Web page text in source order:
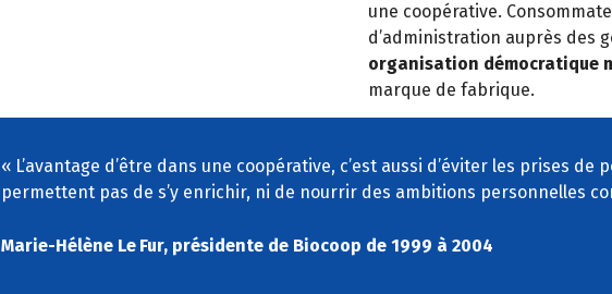
une coopérative.
d ’administration auprès des g
organisation démocratique
marque de fabrique.
« L’avantage d’être dans une coopérative, c’est aussi d’éviter les prises de
permettent pas de s’y enrichir, ni de nourrir des ambitions personnelles
Marie-Hélène Le Fur, présidente de Biocoop de 1999 à 2004